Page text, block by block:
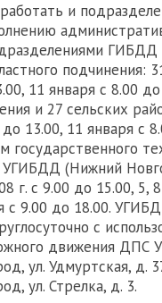
и
ГИБДД
подчинения:
11 января с 8.00
и 27 сельских
13.00, 11 января с
(Нижний
с 9.00 до 15.00, 5,
с 9.00 до 18.00.
с
движения
ул. Удмуртская,
ул. Стрелка, д. 3.